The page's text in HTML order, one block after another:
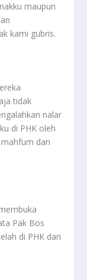
maupun
kami gubris.
tidak
nalar
di PHK oleh
dan
Pak Bos
di PHK dari